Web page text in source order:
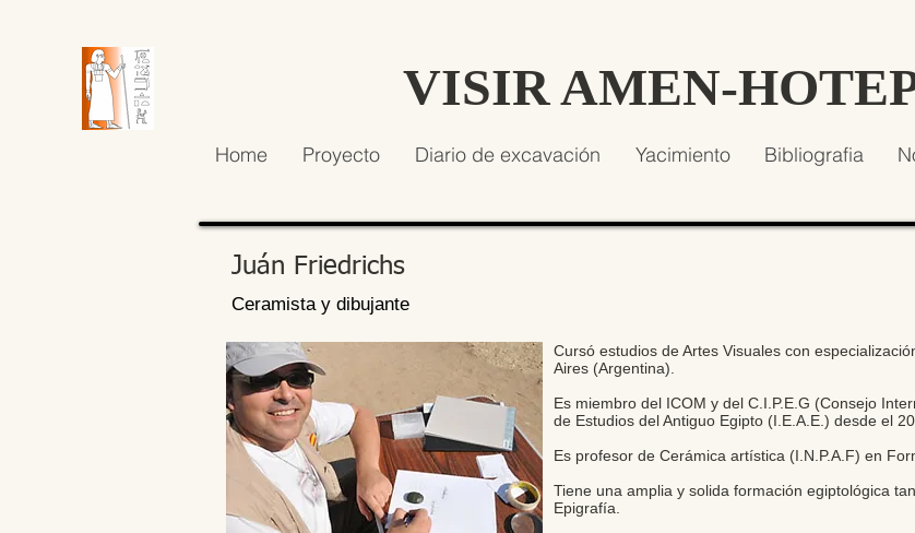
VISIR AMEN-
Home Proyecto Diario de excavación Yacimiento Bibliografia
Juán Friedrichs
Ceramista y dibujante
Cursó estudios de Artes Visuales con
Aires (Argentina).
Es miembro del ICOM y del C.I.P.E.G (Consejo
de Estudios del Antiguo Egipto (I.E.A.E.) desde el
Es profesor de Cerámica artística (I.N.P.A.F) en
Tiene una amplia y solida formación egiptológica
Epigrafía.